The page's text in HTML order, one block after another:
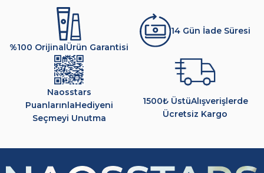
%100 OrijinalÜrün Garantisi
14 Gün İade Süresi
Naosstars
PuanlarınlaHediyeni
Seçmeyi Unutma
1500₺ ÜstüAlışverişlerde
Ücretsiz Kargo